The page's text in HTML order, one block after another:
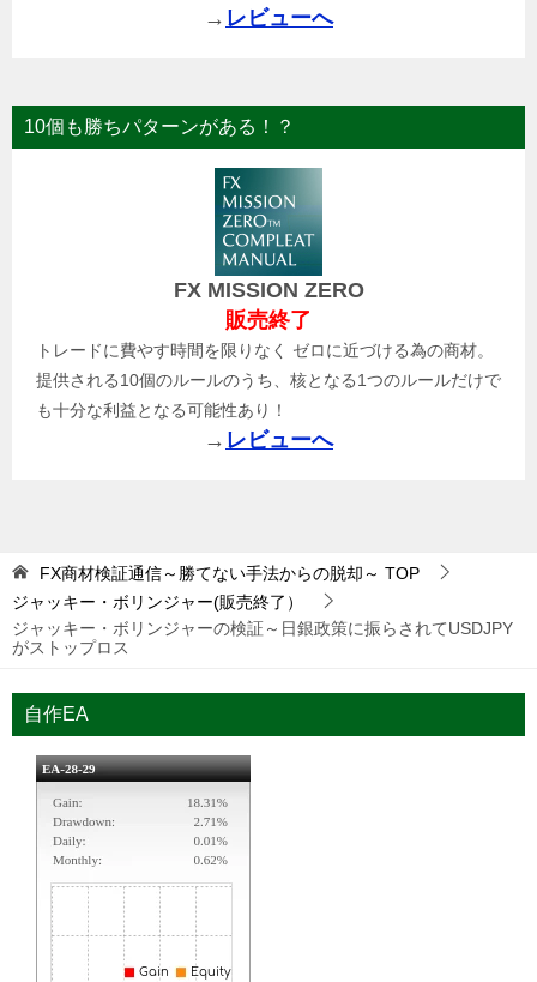
→ レビューへ
10個も勝ちパターンがある！？
FX MISSION ZERO
販売終了
トレードに費やす時間を限りなく ゼロに近づける為の商材。
提供される10個のルールのうち、核となる1つのルールだけで
も十分な利益となる可能性あり！
→ レビューへ
FX商材検証通信～勝てない手法からの脱却～ TOP
ジャッキー・ボリンジャー(販売終了）
ジャッキー・ボリンジャーの検証～日銀政策に振らされてUSDJPY
がストップロス
自作EA